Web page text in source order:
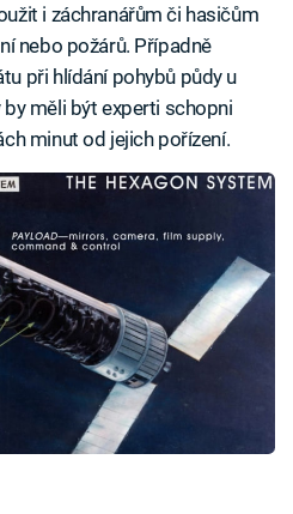
i záchranářům či hasičům
nebo požárů. Případně
při hlídání pohybů půdy u
měli být experti schopni
minut od jejich pořízení.